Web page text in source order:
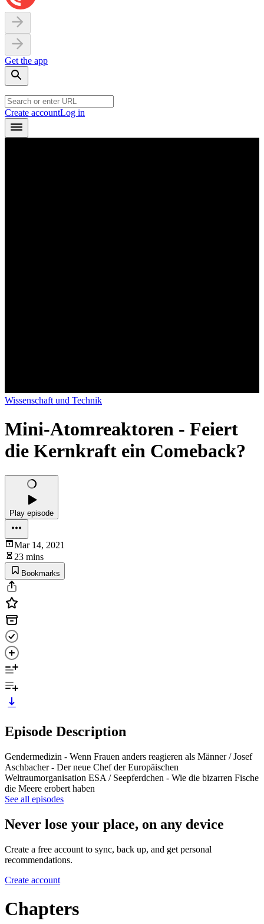
Get the app
Create accountLog in
Wissenschaft und Technik
Mini-Atomreaktoren - Feiert
die Kernkraft ein Comeback?
Play episode
Mar 14, 2021
23 mins
Bookmarks
Episode Description
Gendermedizin - Wenn Frauen anders reagieren als Männer / Josef
Aschbacher - Der neue Chef der Europäischen
Weltraumorganisation ESA / Seepferdchen - Wie die bizarren Fische
die Meere erobert haben
See all episodes
Never lose your place, on any device
Create a free account to sync, back up, and get personal
recommendations.
Create account
Chapters